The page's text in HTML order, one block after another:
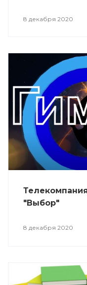
8 декабря 2020
"Выбор"
8 декабря 2020